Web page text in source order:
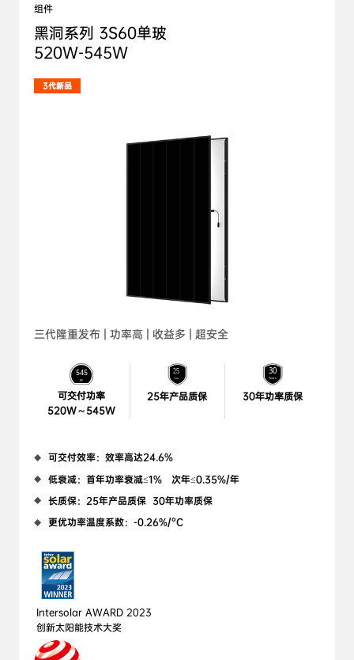
组件
黑洞系列 3S60单玻
520W-545W
3代新品
三代隆重发布 | 功率高 | 收益多 | 超安全
可交付功率
520W～545W
25年产品质保 30年功率质保
可交付效率：效率高达24.6%
低衰减：首年功率衰减≤1%   次年≤0.35%/年
长质保：25年产品质保  30年功率质保
更优功率温度系数：-0.26%/°C
Intersolar AWARD 2023
创新太阳能技术大奖